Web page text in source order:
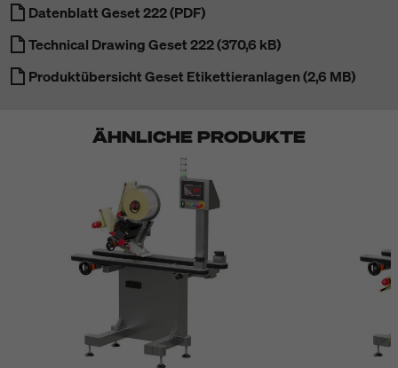
Datenblatt Geset 222 (PDF)
Technical Drawing Geset 222 (370,6 kB)
Produktübersicht Geset Etikettieranlagen (2,6 MB)
ÄHNLICHE PRODUKTE